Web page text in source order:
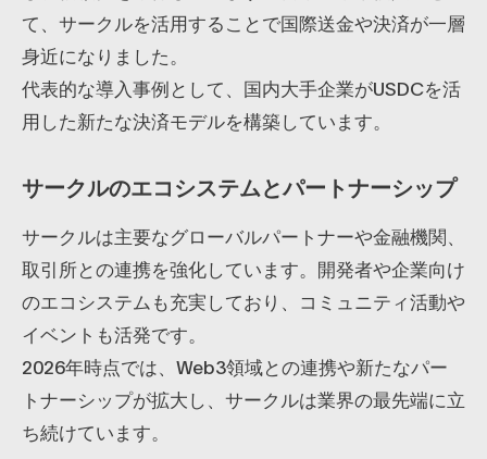
て、サークルを活用することで国際送金や決済が一層
身近になりました。
代表的な導入事例として、国内大手企業がUSDCを活
用した新たな決済モデルを構築しています。
サークルのエコシステムとパートナーシップ
サークルは主要なグローバルパートナーや金融機関、
取引所との連携を強化しています。開発者や企業向け
のエコシステムも充実しており、コミュニティ活動や
イベントも活発です。
2026年時点では、Web3領域との連携や新たなパー
トナーシップが拡大し、サークルは業界の最先端に立
ち続けています。